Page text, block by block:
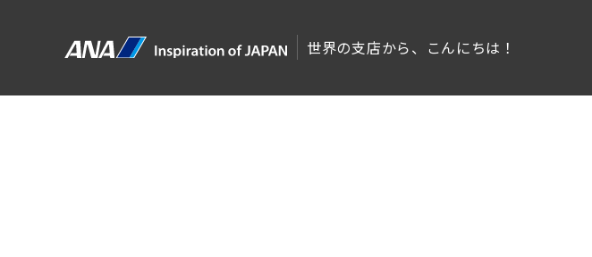
世界の支店から、こんにちは！